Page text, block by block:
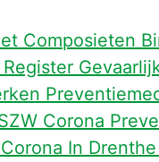
Composieten
Register
Corona
Corona In Drenthe